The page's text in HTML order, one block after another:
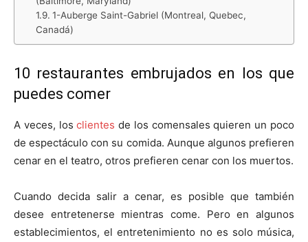
1-Auberge Saint-Gabriel (Montreal, Quebec,
Canadá)
10 restaurantes embrujados en los que
puedes comer
A veces, losclientes de los comensales quieren un poco
de espectáculo con su comida. Aunque algunos prefieren
cenar en el teatro, otros prefieren cenar con los muertos.
Cuando decida salir a cenar, es posible que también
desee entretenerse mientras come. Pero en algunos
establecimientos, el entretenimiento no es solo música,